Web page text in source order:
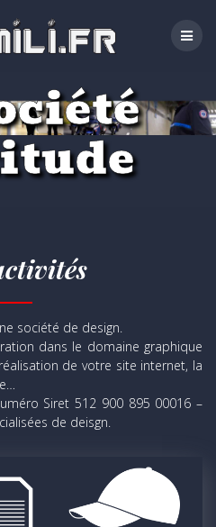
au
contenu
société de design.
dans le domaine graphique
de votre site internet, la
Siret 512 900 895 00016 –
de deisgn.